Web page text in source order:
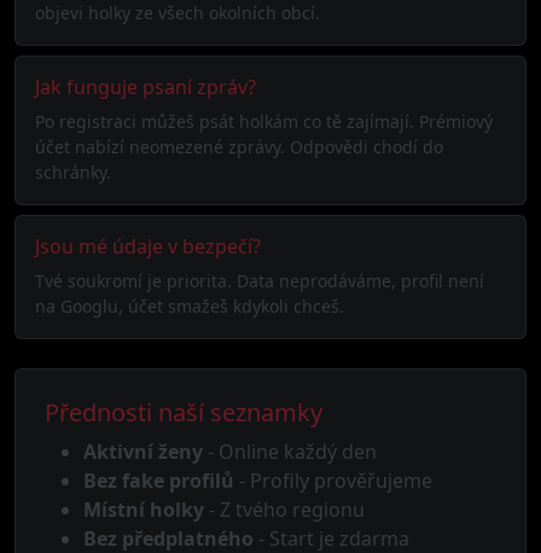
objevi holky ze všech okolních obcí.
Jak funguje psaní zpráv?
Po registraci můžeš psát holkám co tě zajímají. Prémiový
účet nabízí neomezené zprávy. Odpovědi chodí do
schránky.
Jsou mé údaje v bezpečí?
Tvé soukromí je priorita. Data neprodáváme, profil není
na Googlu, účet smažeš kdykoli chceš.
Přednosti naší seznamky
Aktivní ženy - Online každý den
Bez fake profilů - Profily prověřujeme
Místní holky - Z tvého regionu
Bez předplatného - Start je zdarma